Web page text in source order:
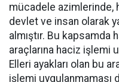
mücadele azimlerinde,
devlet ve insan olarak
almıştır. Bu kapsamda
araçlarına haciz işlemi
Elleri ayakları olan bu
işlemi uygulanmaması